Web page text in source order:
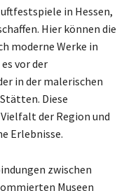
in Hessen,
Hier können die
moderne Werke in
vor der
in der malerischen
Diese
der Region und
Erlebnisse.
zwischen
Museen